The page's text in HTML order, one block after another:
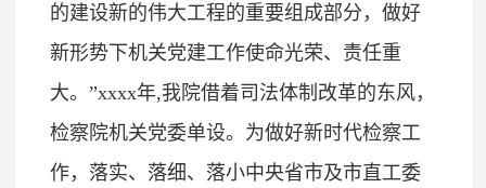
的建设新的伟大工程的重要组成部分，做好
新形势下机关党建工作使命光荣、责任重
大。”xxxx年,我院借着司法体制改革的东风，
检察院机关党委单设。为做好新时代检察工
作，落实、落细、落小中央省市及市直工委